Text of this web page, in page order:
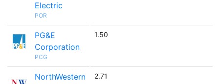
Electric
POR
PG&E
Corporation
PCG
1.50
NorthWestern
2.71